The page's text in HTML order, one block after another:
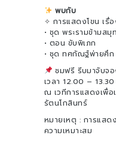
พบกับ
✧ การแสดงโขน เรื่
• ชุด พระรามข้ามสมุ
• ตอน ขับพิเภก
• ชุด ทศกัณฐ์พ่ายศึก
ชมฟรี รีบมาจับจ
เวลา 12.00 –
ณ เวทีการแสดงเพื่อ
รัตนโกสินทร์
หมายเหตุ : การแสด
ความเหมาะสม